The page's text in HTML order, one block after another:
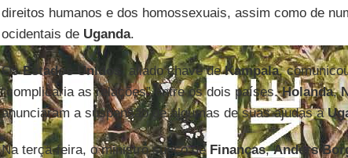
direitos humanos e dos homossexuais, assim como de
ocidentais de Uganda.
OsEstados Unidos , aliado chave deKampala,
“complicaria as relações” entre os dois países.Holanda,
anunciaram a suspensão de algumas de suas ajudas à
Na terça-feira, o ministro sueco de Finanças,Anders